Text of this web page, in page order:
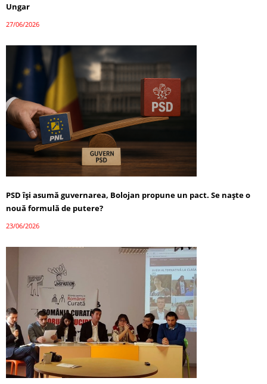
Ungar
27/06/2026
PSD își asumă guvernarea, Bolojan propune un pact. Se naște o
nouă formulă de putere?
23/06/2026